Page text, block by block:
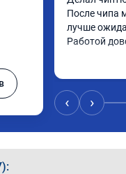
После чипа
лучше
Работой
‹ ›